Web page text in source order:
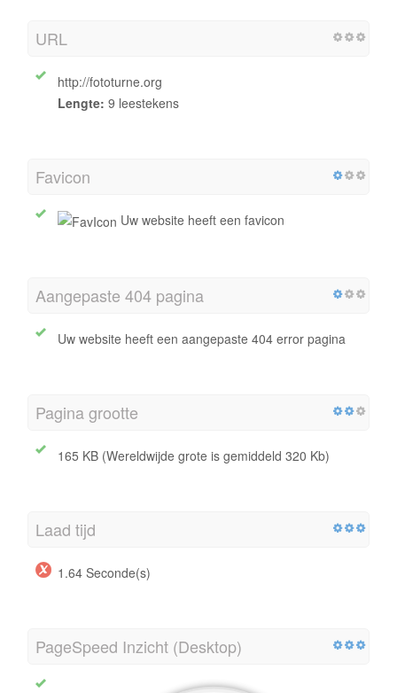
URL
http://fototurne.org
Lengte: 9 leestekens
Favicon
Uw website heeft een favicon
Aangepaste 404 pagina
Uw website heeft een aangepaste 404 error pagina
Pagina grootte
165 KB (Wereldwijde grote is gemiddeld 320 Kb)
Laad tijd
1.64 Seconde(s)
PageSpeed Inzicht (Desktop)